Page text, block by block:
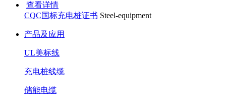
查看详情
CQC国标充电桩证书 Steel-equipment
产品及应用
UL美标线
充电桩线缆
储能电缆